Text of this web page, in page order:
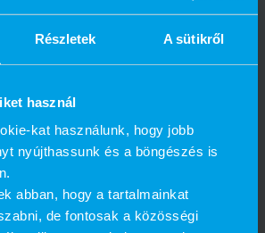
Részletek A sütikről
használ
kat használunk, hogy jobb
nyújthassunk és a böngészés is
abban, hogy a tartalmainkat
de fontosak a közösségi